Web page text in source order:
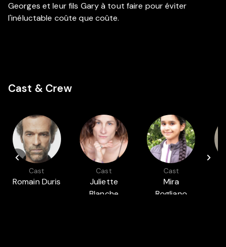
Georges et leur fils Gary à tout faire pour éviter
l'inéluctable coûte que coûte.
Cast & Crew
Cast
Romain Duris
Cast
Juliette
Blanche
Cast
Mira
Rogliano